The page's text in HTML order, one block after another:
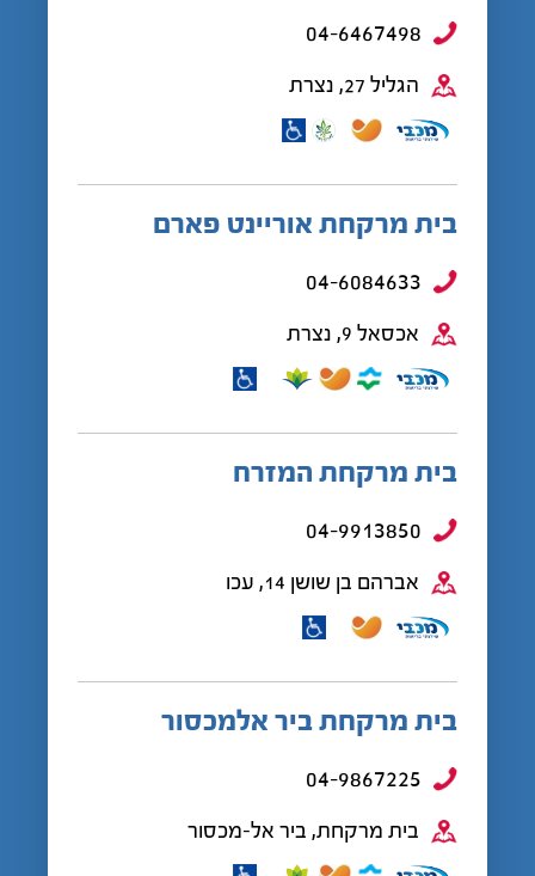
04-6467498
הגליל 27, נצרת
בית מרקחת אוריינט פארם
04-6084633
אכסאל 9, נצרת
בית מרקחת המזרח
04-9913850
אברהם בן שושן 14, עכו
בית מרקחת ביר אלמכסור
04-9867225
בית מרקחת, ביר אל-מכסור